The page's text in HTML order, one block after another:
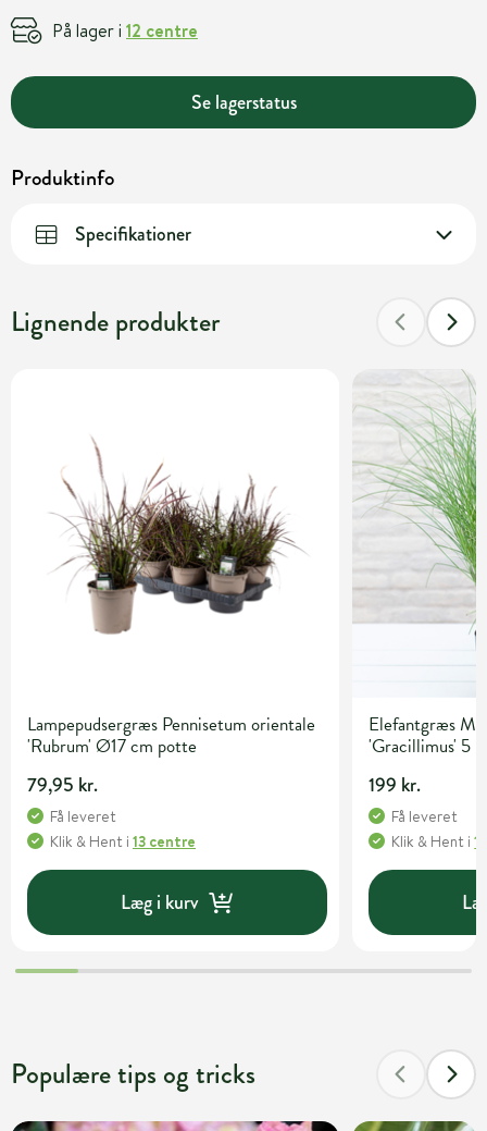
På lager i 12 centre
Se lagerstatus
Produktinfo
Specifikationer
Lignende produkter
Lampepudsergræs Pennisetum orientale
'Rubrum' Ø17 cm potte
79,95 kr.
Få leveret
Klik & Hent i 13 centre
Læg i kurv
Elefantgræs
'Gracillimus' 5
199 kr.
Få leveret
Klik & Hent i
Populære tips og tricks